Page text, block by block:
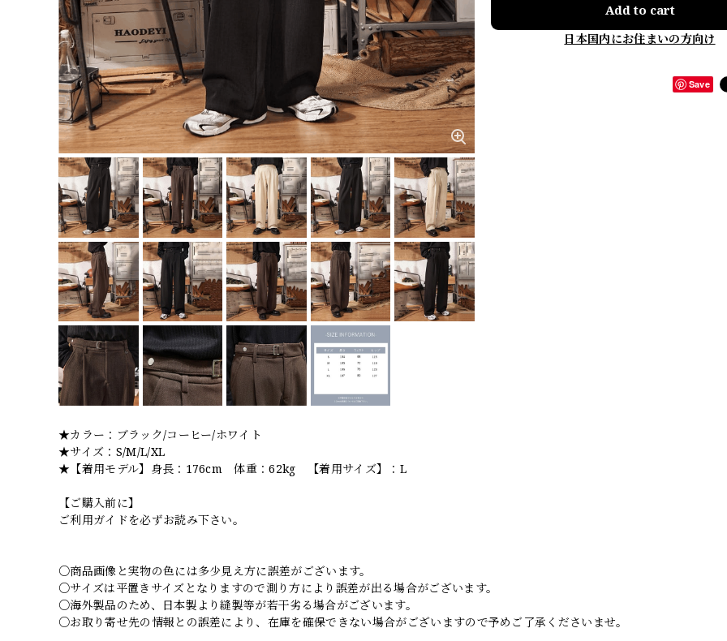
Add to cart
日本国内にお住まいの方向け
Save
★カラー：ブラック/コーヒー/ホワイト
★サイズ：S/M/L/XL
★【着用モデル】身長：176cm 体重：62kg 【着用サイズ】：L
【ご購入前に】
ご利用ガイドを必ずお読み下さい。
○商品画像と実物の色には多少見え方に誤差がございます。
○サイズは平置きサイズとなりますので測り方により誤差が出る場合がございます。
○海外製品のため、日本製より縫製等が若干劣る場合がございます。
○お取り寄せ先の情報との誤差により、在庫を確保できない場合がございますので予めご了承くださいませ。